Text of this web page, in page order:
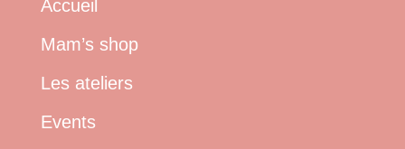
Accueil
Mam’s shop
Les ateliers
Events